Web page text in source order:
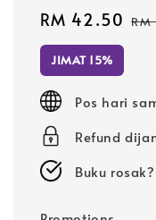
Sale
price
RM 42.50
JIMAT 15%
Pos hari
Refund
Buku